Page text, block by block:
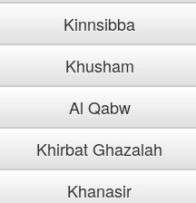
Kinnsibba
Khusham
Al Qabw
Khirbat Ghazalah
Khanasir